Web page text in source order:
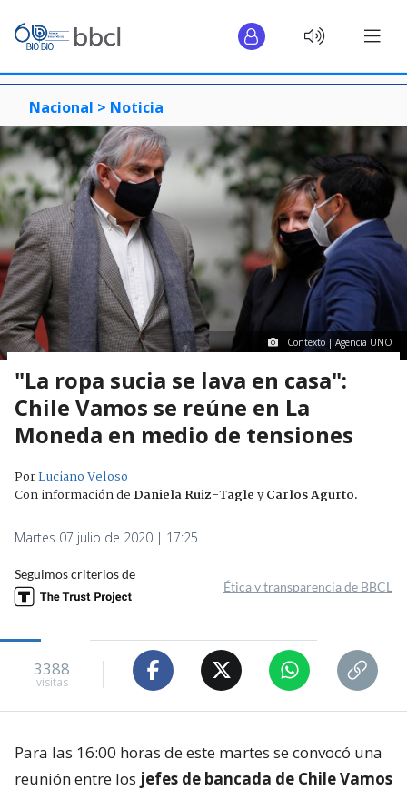
Nacional > Noticia
Contexto | Agencia UNO
"La ropa sucia se lava en casa":
Chile Vamos se reúne en La
Moneda en medio de tensiones
PorLuciano Veloso
Con información de Daniela Ruiz-TagleyCarlos Agurto.
Martes 07 julio de 2020 | 17:25
Seguimos criterios de
Ética y transparencia de BBCL
3388
visitas
Para las 16:00 horas de este martes se convocó una
reunión entre los jefes de bancada de Chile Vamos